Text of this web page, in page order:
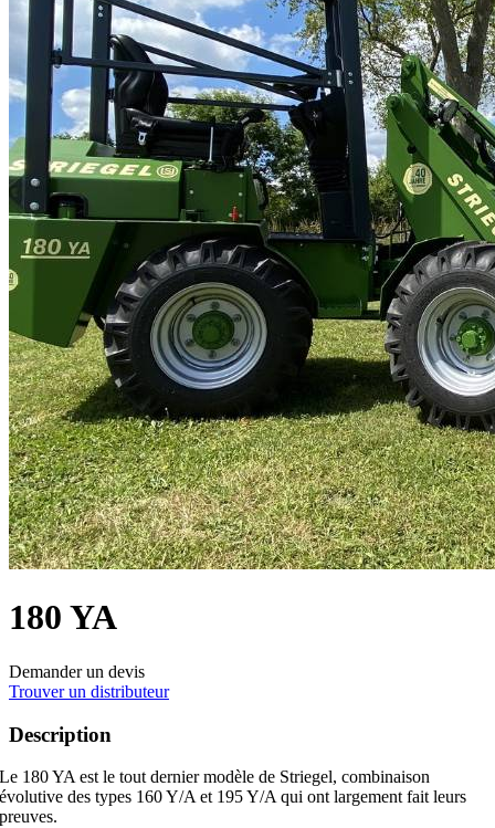
180 YA
Demander un devis
Trouver un distributeur
Description
Le 180 YA est le tout dernier modèle de Striegel, combinaison
évolutive des types 160 Y/A et 195 Y/A qui ont largement fait leurs
preuves.